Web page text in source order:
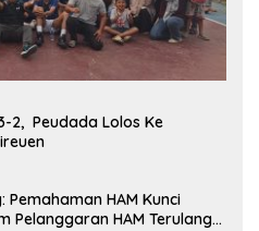
2, Peudada Lolos Ke
Pemahaman HAM Kunci
Pelanggaran HAM Terulang